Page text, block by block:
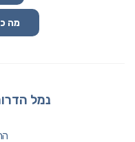
מה
נמל